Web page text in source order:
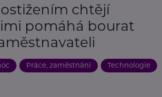
chtějí
pomáhá bourat
Práce, zaměstnání Technologie